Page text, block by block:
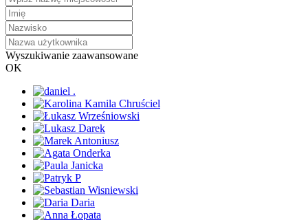
Wyszukiwanie zaawansowane
OK